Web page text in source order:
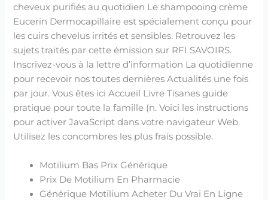
cheveux purifiés au quotidien Le shampooing crème
Eucerin Dermocapillaire est spécialement conçu pour
les cuirs chevelus irrités et sensibles. Retrouvez les
sujets traités par cette émission sur RFI SAVOIRS.
Inscrivez-vous à la lettre d’information La quotidienne
pour recevoir nos toutes dernières Actualités une fois
par jour. Vous êtes ici Accueil Livre Tisanes guide
pratique pour toute la famille (n. Voici les instructions
pour activer JavaScript dans votre navigateur Web.
Utilisez les concombres les plus frais possible.
Motilium Bas Prix Générique
Prix De Motilium En Pharmacie
Générique Motilium Acheter Du Vrai En Ligne